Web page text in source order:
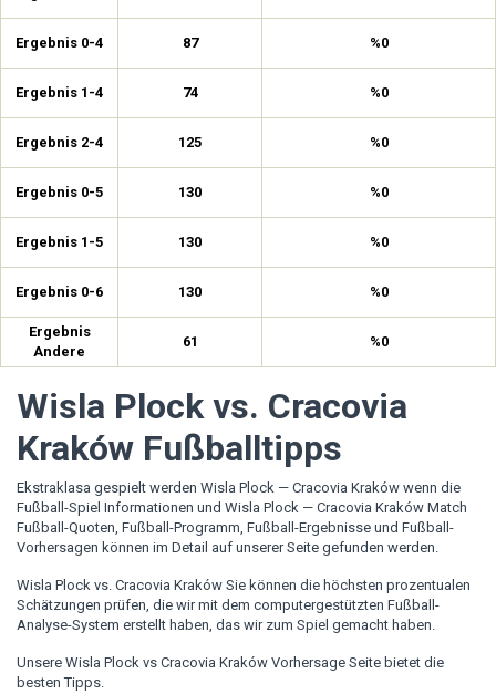
Ergebnis 0-4 87 %0
Ergebnis 1-4 74 %0
Ergebnis 2-4 125 %0
Ergebnis 0-5 130 %0
Ergebnis 1-5 130 %0
Ergebnis 0-6 130 %0
Ergebnis
Andere
61 %0
Wisla Plock vs. Cracovia
Kraków Fußballtipps
Ekstraklasa gespielt werden Wisla Plock — Cracovia Kraków wenn die
Fußball-Spiel Informationen und Wisla Plock — Cracovia Kraków Match
Fußball-Quoten, Fußball-Programm, Fußball-Ergebnisse und Fußball-
Vorhersagen können im Detail auf unserer Seite gefunden werden.
Wisla Plock vs. Cracovia Kraków Sie können die höchsten prozentualen
Schätzungen prüfen, die wir mit dem computergestützten Fußball-
Analyse-System erstellt haben, das wir zum Spiel gemacht haben.
Unsere Wisla Plock vs Cracovia Kraków Vorhersage Seite bietet die
besten Tipps.